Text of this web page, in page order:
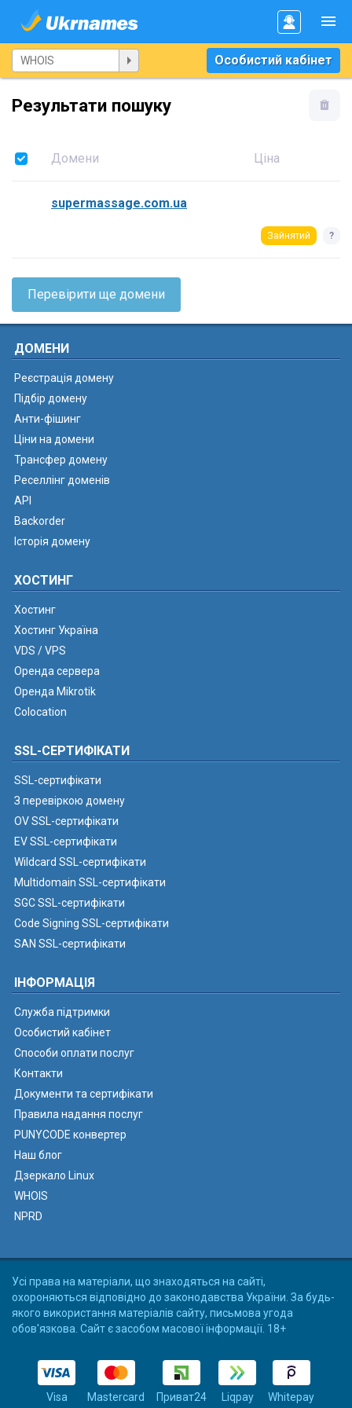
Особистий кабінет
Результати пошуку
Домени Ціна
supermassage.com.ua
Зайнятий ?
Перевірити ще домени
ДОМЕНИ
Реєстрація домену
Підбір домену
Анти-фішинг
Ціни на домени
Трансфер домену
Реселлінг доменів
API
Backorder
Історія домену
ХОСТИНГ
Хостинг
Хостинг Україна
VDS / VPS
Оренда сервера
Оренда Mikrotik
Colocation
SSL-СЕРТИФІКАТИ
SSL-сертифікати
З перевіркою домену
OV SSL-сертифікати
EV SSL-сертифікати
Wildcard SSL-сертифікати
Multidomain SSL-сертифікати
SGC SSL-сертифікати
Code Signing SSL-сертифікати
SAN SSL-сертифікати
ІНФОРМАЦІЯ
Служба підтримки
Особистий кабінет
Способи оплати послуг
Контакти
Документи та сертифікати
Правила надання послуг
PUNYCODE конвертер
Наш блог
Дзеркало Linux
WHOIS
NPRD
Усі права на матеріали, що знаходяться на сайті,
охороняються відповідно до законодавства України. За будь-
якого використання матеріалів сайту, письмова угода
обов'язкова. Сайт є засобом масової інформації. 18+
Visa Mastercard Приват24 Liqpay Whitepay